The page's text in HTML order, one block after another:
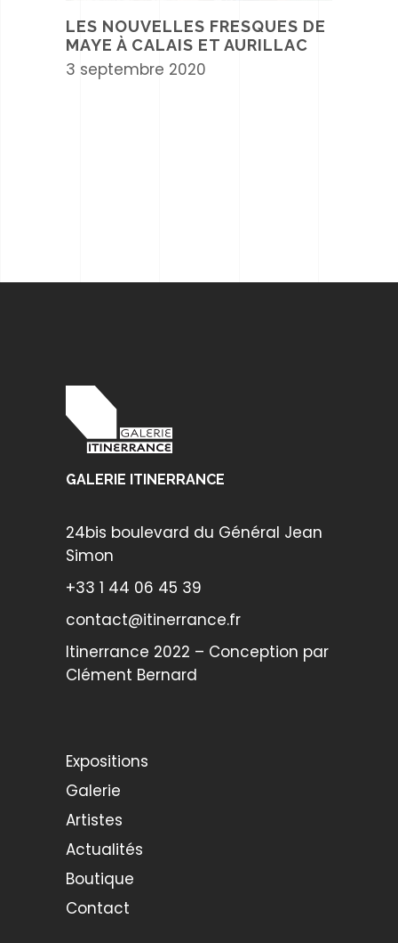
LES NOUVELLES FRESQUES DE
MAYE À CALAIS ET AURILLAC
3 septembre 2020
GALERIE ITINERRANCE
24bis boulevard du Général Jean
Simon
+33 1 44 06 45 39
contact@itinerrance.fr
Itinerrance 2022 – Conception par
Clément Bernard
Expositions
Galerie
Artistes
Actualités
Boutique
Contact